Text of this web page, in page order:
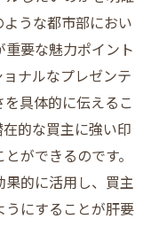
重要性
売却準備とポイ
ションのポイン
する物件の状態
うな都市部におい
要な魅力ポイント
ナルなプレゼンテ
具体的に伝えるこ
的な買主に強い印
ができるのです。
的に活用し、買主
にすることが肝要